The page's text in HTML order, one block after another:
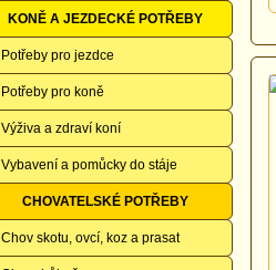
KONĚ A JEZDECKÉ POTŘEBY
Potřeby pro jezdce
Potřeby pro koně
Výživa a zdraví koní
Vybavení a pomůcky do stáje
CHOVATELSKÉ POTŘEBY
Chov skotu, ovcí, koz a prasat